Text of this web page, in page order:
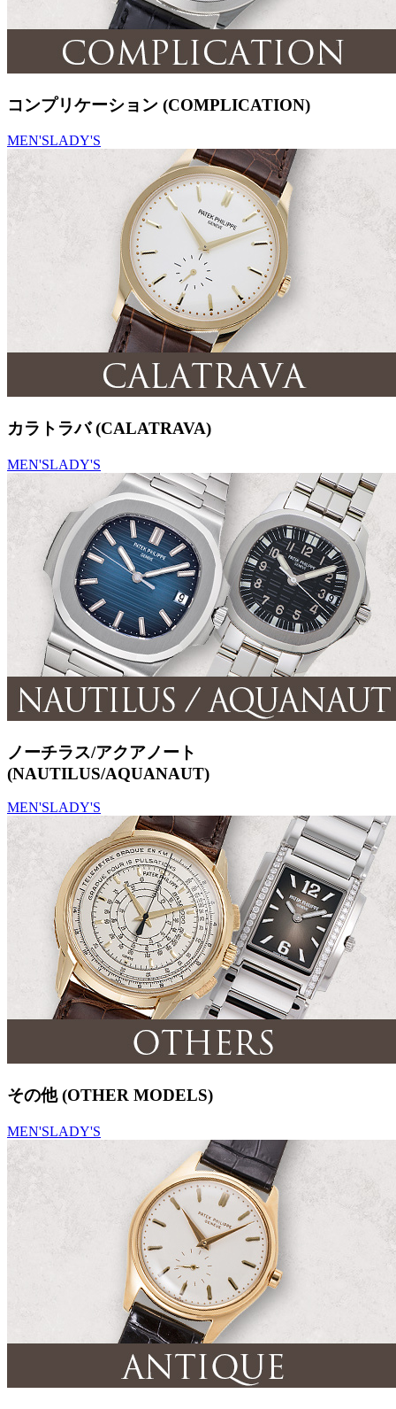
コンプリケーション (COMPLICATION)
MEN'SLADY'S
カラトラバ (CALATRAVA)
MEN'SLADY'S
ノーチラス/アクアノート
(NAUTILUS/AQUANAUT)
MEN'SLADY'S
その他 (OTHER MODELS)
MEN'SLADY'S